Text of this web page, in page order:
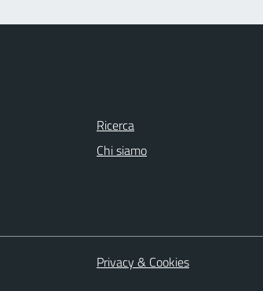
Ricerca
Chi siamo
Privacy & Cookies